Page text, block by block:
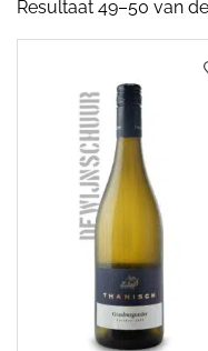
Resultaat 49–50 van